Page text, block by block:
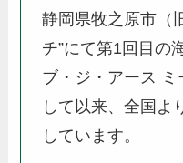
静岡県牧之原市（
チ”にて第1回目の
ブ・ジ・アース
して以来、全国よ
しています。